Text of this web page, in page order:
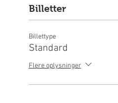
Billetter
Billettype
Standard
Flere oplysninger